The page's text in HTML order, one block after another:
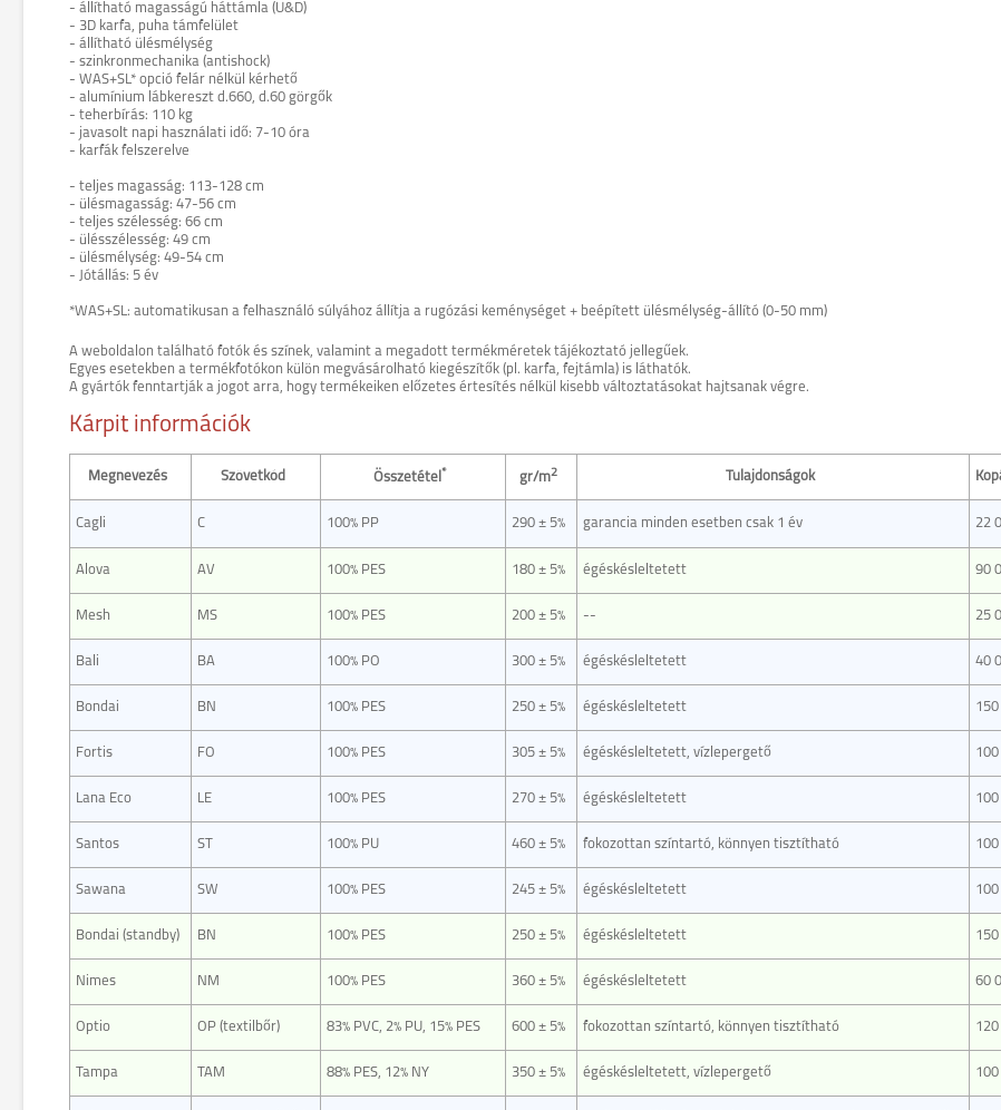
- állítható magasságú háttámla (U&D)
- 3D karfa, puha támfelület
- állítható ülésmélység
- szinkronmechanika (antishock)
- WAS+SL* opció felár nélkül kérhető
- alumínium lábkereszt d.660, d.60 görgők
- teherbírás: 110 kg
- javasolt napi használati idő: 7-10 óra
- karfák felszerelve
- teljes magasság: 113-128 cm
- ülésmagasság: 47-56 cm
- teljes szélesség: 66 cm
- ülésszélesség: 49 cm
- ülésmélység: 49-54 cm
- Jótállás: 5 év
*WAS+SL: automatikusan a felhasználó súlyához állítja a rugózási keménységet + beépített ülésmélység-állító (0-50 mm)
A weboldalon található fotók és színek, valamint a megadott termékméretek tájékoztató jellegűek.
Egyes esetekben a termékfotókon külön megvásárolható kiegészítők (pl. karfa, fejtámla) is láthatók.
A gyártók fenntartják a jogot arra, hogy termékeiken előzetes értesítés nélkül kisebb változtatásokat hajtsanak végre.
Kárpit információk
Megnevezés Szövetkód Összetétel * gr/m2 Tulajdonságok
Cagli C 100% PP 290 ± 5% garancia minden esetben csak 1 év 22
Alova AV 100% PES 180 ± 5% égéskésleltetett 90
Mesh MS 100% PES 200 ± 5% -- 25
Bali BA 100% PO 300 ± 5% égéskésleltetett 40
Bondai BN 100% PES 250 ± 5% égéskésleltetett
Fortis FO 100% PES 305 ± 5% égéskésleltetett, vízlepergető
Lana Eco LE 100% PES 270 ± 5% égéskésleltetett
Santos ST 100% PU 460 ± 5% fokozottan színtartó, könnyen tisztítható
Sawana SW 100% PES 245 ± 5% égéskésleltetett
Bondai (standby) BN 100% PES 250 ± 5% égéskésleltetett
Nimes NM 100% PES 360 ± 5% égéskésleltetett 60
Optio OP (textilbőr) 83% PVC, 2% PU, 15% PES 600 ± 5% fokozottan színtartó, könnyen tisztítható
Tampa TAM 88% PES, 12% NY 350 ± 5% égéskésleltetett, vízlepergető